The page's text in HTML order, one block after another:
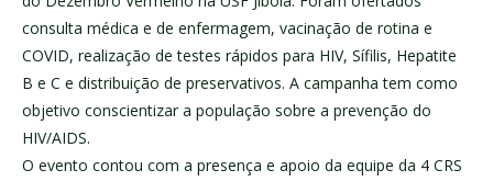
consulta médica e de enfermagem, vacinação de rotina e
COVID, realização de testes rápidos para HIV, Sífilis, Hepatite
B e C e distribuição de preservativos. A campanha tem como
objetivo conscientizar a população sobre a prevenção do
HIV/AIDS.
O evento contou com a presença e apoio da equipe da 4 CRS